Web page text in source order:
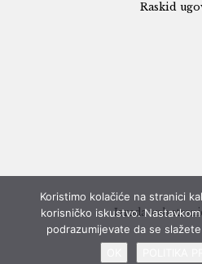
Raskid
Izrada web
Koristimo kolačiće na stranici
korisničko iskustvo.
podrazumijevate da se